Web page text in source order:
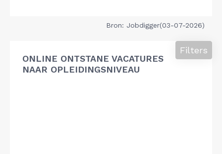
Bron: Jobdigger(03-07-2026)
ONLINE ONTSTANE VACATURES
NAAR OPLEIDINGSNIVEAU
Filters